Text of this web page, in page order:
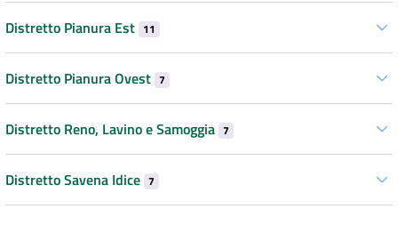
Distretto Pianura Est 11
Distretto Pianura Ovest 7
Distretto Reno, Lavino e Samoggia 7
Distretto Savena Idice 7